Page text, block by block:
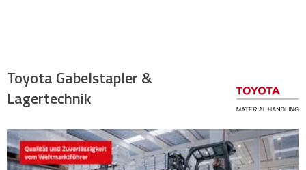
Batterieservice & Regeneration
Ersatzteile
Fahrerschulung
Toyota Gabelstapler &
Lagertechnik